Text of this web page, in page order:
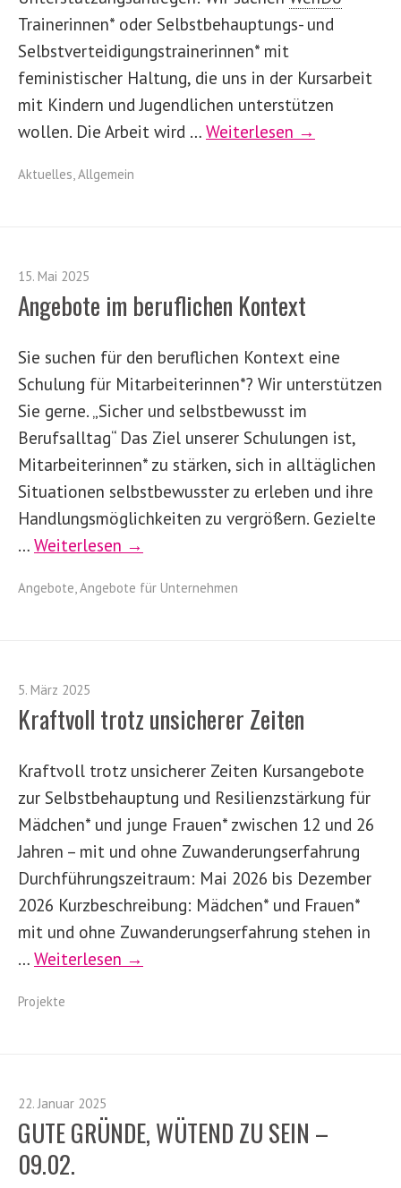
Trainerinnen* oder Selbstbehauptungs- und
Selbstverteidigungstrainerinnen* mit
feministischer Haltung, die uns in der Kursarbeit
mit Kindern und Jugendlichen unterstützen
wollen. Die Arbeit wird … Weiterlesen →
Aktuelles,Allgemein
15. Mai 2025
Angebote im beruflichen Kontext
Sie suchen für den beruflichen Kontext eine
Schulung für Mitarbeiterinnen*? Wir unterstützen
Sie gerne. „Sicher und selbstbewusst im
Berufsalltag“ Das Ziel unserer Schulungen ist,
Mitarbeiterinnen* zu stärken, sich in alltäglichen
Situationen selbstbewusster zu erleben und ihre
Handlungsmöglichkeiten zu vergrößern. Gezielte
… Weiterlesen →
Angebote,Angebote für Unternehmen
5. März 2025
Kraftvoll trotz unsicherer Zeiten
Kraftvoll trotz unsicherer Zeiten Kursangebote
zur Selbstbehauptung und Resilienzstärkung für
Mädchen* und junge Frauen* zwischen 12 und 26
Jahren – mit und ohne Zuwanderungserfahrung
Durchführungszeitraum: Mai 2026 bis Dezember
2026 Kurzbeschreibung: Mädchen* und Frauen*
mit und ohne Zuwanderungserfahrung stehen in
… Weiterlesen →
Projekte
22. Januar 2025
GUTE GRÜNDE, WÜTEND ZU SEIN –
09.02.